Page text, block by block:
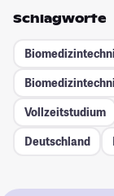
Schlagworte
Vollzeitstudium
Deutschland